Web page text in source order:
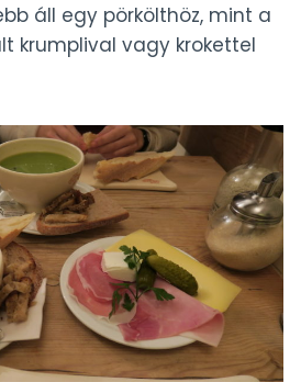
áll egy pörkölthöz, mint a
krumplival vagy krokettel